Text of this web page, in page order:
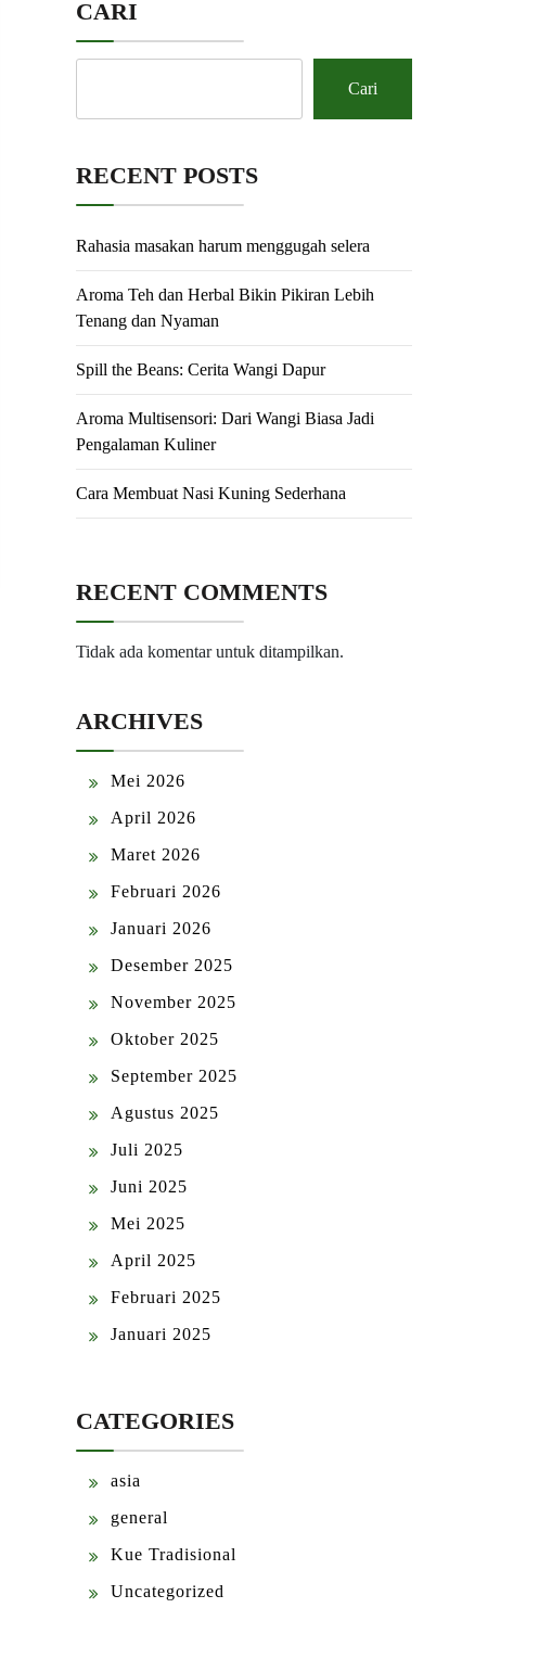
CARI
Cari
RECENT POSTS
Rahasia masakan harum menggugah selera
Aroma Teh dan Herbal Bikin Pikiran Lebih
Tenang dan Nyaman
Spill the Beans: Cerita Wangi Dapur
Aroma Multisensori: Dari Wangi Biasa Jadi
Pengalaman Kuliner
Cara Membuat Nasi Kuning Sederhana
RECENT COMMENTS
Tidak ada komentar untuk ditampilkan.
ARCHIVES
Mei 2026
April 2026
Maret 2026
Februari 2026
Januari 2026
Desember 2025
November 2025
Oktober 2025
September 2025
Agustus 2025
Juli 2025
Juni 2025
Mei 2025
April 2025
Februari 2025
Januari 2025
CATEGORIES
asia
general
Kue Tradisional
Uncategorized